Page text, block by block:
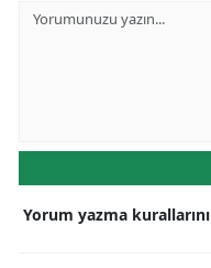
Yorum yazma kurallarını